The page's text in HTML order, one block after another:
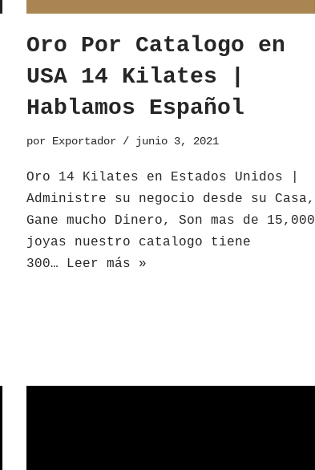
Oro Por Catalogo en
USA 14 Kilates |
Hablamos Español
por Exportador junio 3, 2021
Oro 14 Kilates en Estados Unidos |
Administre su negocio desde su Casa,
Gane mucho Dinero, Son mas de 15,000
joyas nuestro catalogo tiene
300… Leer más »